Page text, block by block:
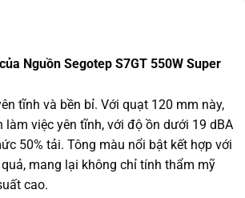
Nguồn Segotep S7GT 550W Super
tĩnh và bền bỉ. Với quạt 120 mm này,
làm việc yên tĩnh, với độ ồn dưới 19 dBA
50% tải. Tông màu nổi bật kết hợp với
mang lại không chỉ tính thẩm mỹ
cao.